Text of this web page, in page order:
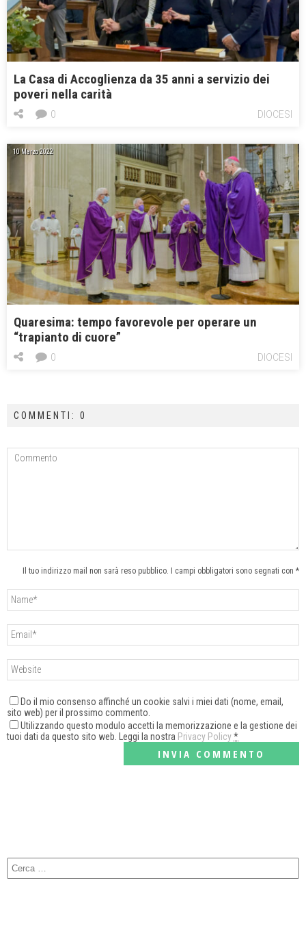
La Casa di Accoglienza da 35 anni a servizio dei
poveri nella carità
DIOCESI
0
10 Marzo 2022
Quaresima: tempo favorevole per operare un
“trapianto di cuore”
DIOCESI
0
COMMENTI: 0
Il tuo indirizzo mail non sarà reso pubblico. I campi obbligatori sono segnati con *
Do il mio consenso affinché un cookie salvi i miei dati (nome, email,
sito web) per il prossimo commento.
Utilizzando questo modulo accetti la memorizzazione e la gestione dei
tuoi dati da questo sito web. Leggi la nostra Privacy Policy*